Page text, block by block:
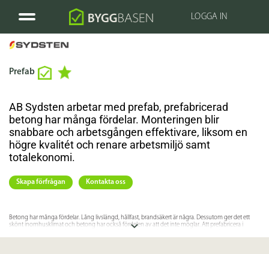
LOGGA IN
Prefab
AB Sydsten arbetar med prefab, prefabricerad
betong har många fördelar. Monteringen blir
snabbare och arbetsgången effektivare, liksom en
högre kvalitét och renare arbetsmiljö samt
totalekonomi.
Skapa förfrågan Kontakta oss
Betong har många fördelar. Lång livslängd, hållfast, brandsäkert är några. Dessutom ger det ett
skönt inomhusklimat och betong har också fördelen av att det inte möglar. Att prefabricera i
effektivare. Du får högre kvalitet och renare arbetsmiljö och bättre totalekonomi. AB Sydsten